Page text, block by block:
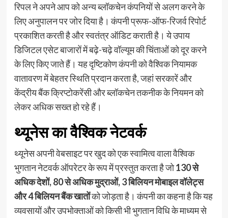
रिपल ने अपने आप को अन्य ब्लॉकचेन कंपनियों से अलग करने के
लिए अनुपालन पर जोर दिया है। कंपनी प्रूफ-ऑफ-रिजर्व रिपोर्ट
प्रकाशित करती है और स्वतंत्र ऑडिट कराती है। ये उपाय
डिजिटल एसेट बाजारों में बढ़े-चढ़े वॉल्यूम की चिंताओं को दूर करने
के लिए किए जाते हैं। यह दृष्टिकोण कंपनी को वैश्विक नियामक
वातावरण में बेहतर स्थिति प्रदान करता है, जहां सरकारें और
केंद्रीय बैंक क्रिप्टोकरेंसी और ब्लॉकचेन तकनीक के नियमन को
लेकर अधिक सख्त हो रहे हैं।
थ्यूनेस का वैश्विक नेटवर्क
थ्यूनेस अपनी वेबसाइट पर खुद को एक स्वामित्व वाला वैश्विक
भुगतान नेटवर्क ऑपरेटर के रूप में प्रस्तुत करता है जो130 से
अधिक देशों, 80 से अधिक मुद्राओं, 3 बिलियन मोबाइल वॉलेट्स
और 4 बिलियन बैंक खातोंको जोड़ता है। कंपनी का कहना है कि यह
व्यवसायों और उपभोक्ताओं को किसी भी भुगतान विधि के माध्यम से